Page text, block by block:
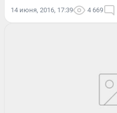
14 июня, 2016, 17:39 4 669